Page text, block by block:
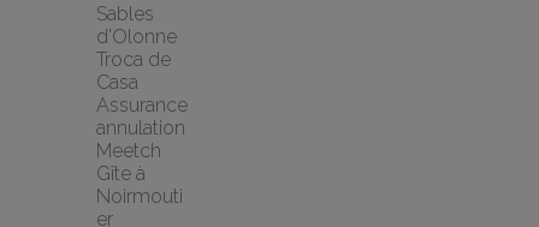
Sables
d'Olonne
Troca de
Casa
Assurance
annulation
Meetch
Gîte à
Noirmouti
er